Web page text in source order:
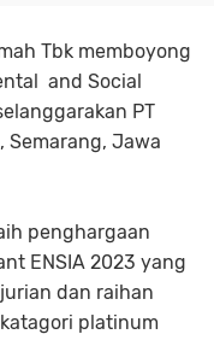
Tbk memboyong
and Social
PT
Semarang, Jawa
penghargaan
ENSIA 2023 yang
dan raihan
platinum